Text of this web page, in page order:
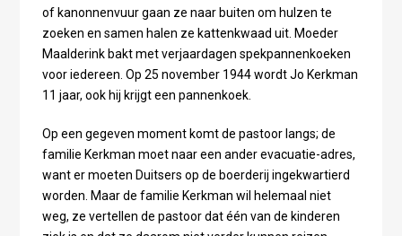
of kanonnenvuur gaan ze naar buiten om hulzen te
zoeken en samen halen ze kattenkwaad uit. Moeder
Maalderink bakt met verjaardagen spekpannenkoeken
voor iedereen. Op 25 november 1944 wordt Jo Kerkman
11 jaar, ook hij krijgt een pannenkoek.
Op een gegeven moment komt de pastoor langs; de
familie Kerkman moet naar een ander evacuatie-adres,
want er moeten Duitsers op de boerderij ingekwartierd
worden. Maar de familie Kerkman wil helemaal niet
weg, ze vertellen de pastoor dat één van de kinderen